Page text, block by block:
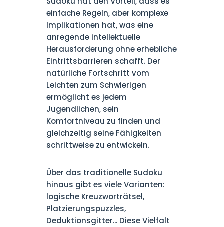
einfache Regeln, aber komplexe
Implikationen hat, was eine
anregende intellektuelle
Herausforderung ohne erhebliche
Eintrittsbarrieren schafft. Der
natürliche Fortschritt vom
Leichten zum Schwierigen
ermöglicht es jedem
Jugendlichen, sein
Komfortniveau zu finden und
gleichzeitig seine Fähigkeiten
schrittweise zu entwickeln.
Über das traditionelle Sudoku
hinaus gibt es viele Varianten:
logische Kreuzworträtsel,
Platzierungspuzzles,
Deduktionsgitter... Diese Vielfalt